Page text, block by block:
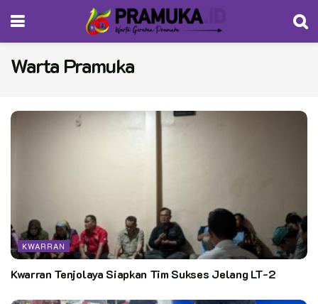
Warta Pramuka
KWARRAN
Kwarran Tenjolaya Siapkan Tim Sukses Jelang LT-2